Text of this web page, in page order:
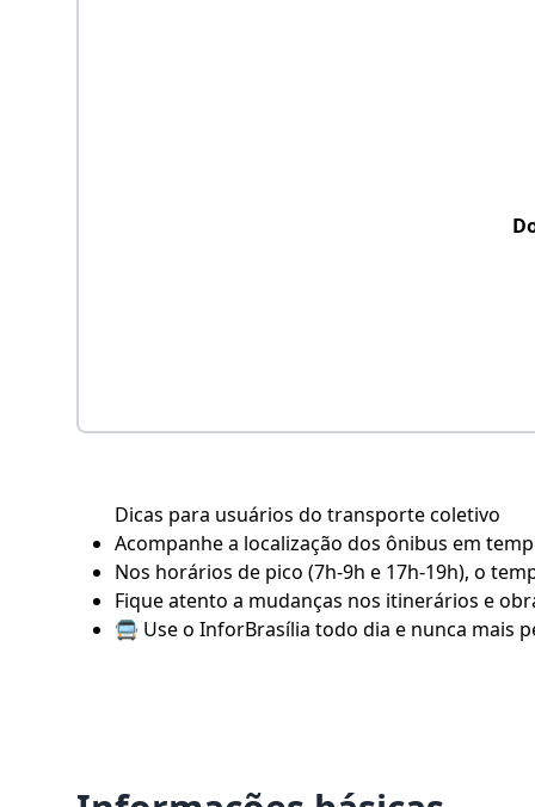
Dicas para usuários do transporte coletivo
Acompanhe a localização dos ônibus em
Nos horários de pico (7h-9h e 17h-19h), o
Fique atento a mudanças nos itinerários e
🚍 Use o InforBrasília todo dia e nunca mais